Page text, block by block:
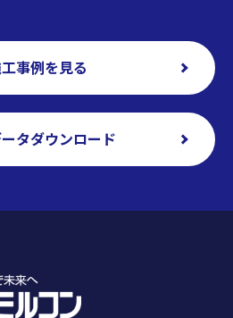
事例を見る
タダウンロード